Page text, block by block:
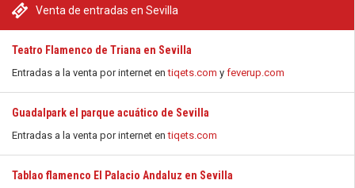
Venta de entradas en Sevilla
Teatro Flamenco de Triana en Sevilla
Entradas a la venta por internet entiqets.com y feverup.com
Guadalpark el parque acuático de Sevilla
Entradas a la venta por internet entiqets.com
Tablao flamenco El Palacio Andaluz en Sevilla